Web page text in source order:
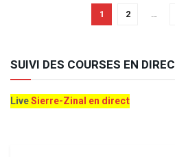
1 2 …
SUIVI DES COURSES EN
LiveSierre-Zinal en direct